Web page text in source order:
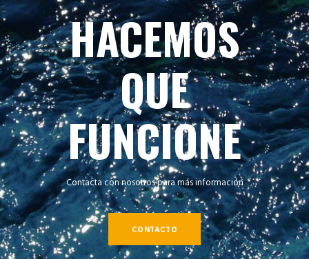
HACEMOS
QUE
FUNCIONE
Contacta con nosotros para más información
CONTACTO